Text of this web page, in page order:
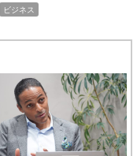
ビジネス